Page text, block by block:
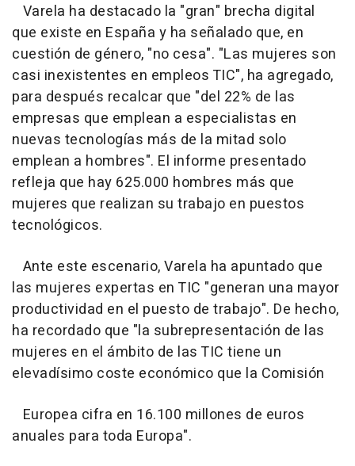
Varela ha destacado la "gran" brecha digital
que existe en España y ha señalado que, en
cuestión de género, "no cesa". "Las mujeres son
casi inexistentes en empleos TIC", ha agregado,
para después recalcar que "del 22% de las
empresas que emplean a especialistas en
nuevas tecnologías más de la mitad solo
emplean a hombres". El informe presentado
refleja que hay 625.000 hombres más que
mujeres que realizan su trabajo en puestos
tecnológicos.
Ante este escenario, Varela ha apuntado que
las mujeres expertas en TIC "generan una mayor
productividad en el puesto de trabajo". De hecho,
ha recordado que "la subrepresentación de las
mujeres en el ámbito de las TIC tiene un
elevadísimo coste económico que la Comisión
Europea cifra en 16.100 millones de euros
anuales para toda Europa".